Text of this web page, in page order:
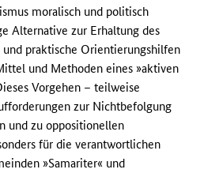
moralisch und politisch
Alternative zur Erhaltung des
und praktische Orientierungshilfen
und Methoden eines »aktiven
Vorgehen – teilweise
zur Nichtbefolgung
und zu oppositionellen
für die verantwortlichen
»Samariter« und